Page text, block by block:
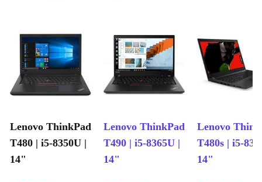
Lenovo ThinkPad
T480 | i5-8350U |
14"
Lenovo ThinkPad
T490 | i5-8365U |
14"
Lenovo
T480s | i5-
14"